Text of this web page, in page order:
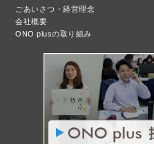
ごあいさつ・経営理念
会社概要
ONO plusの取り組み